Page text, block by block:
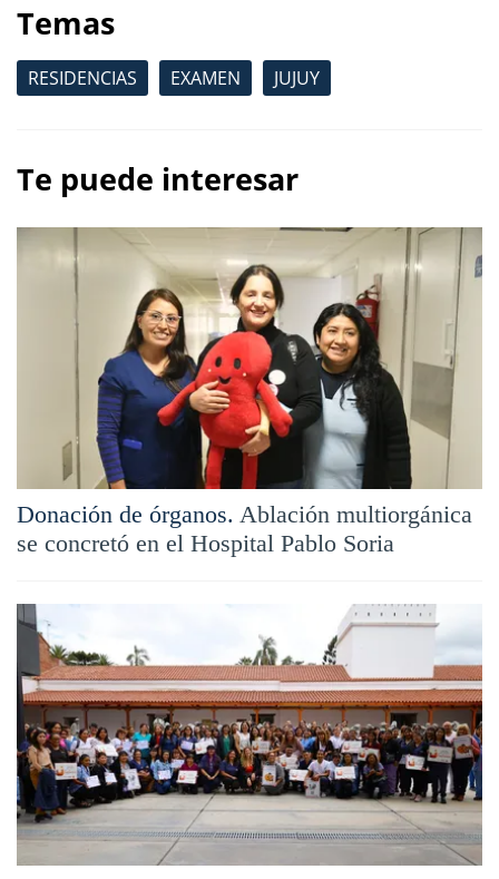
Temas
RESIDENCIAS EXAMEN JUJUY
Te puede interesar
Donación de órganos. Ablación multiorgánica
se concretó en el Hospital Pablo Soria